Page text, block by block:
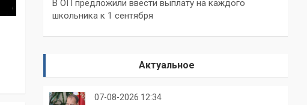
В ОП предложили ввести выплату на каждого
школьника к 1 сентября
Актуальное
07-08-2026 12:34